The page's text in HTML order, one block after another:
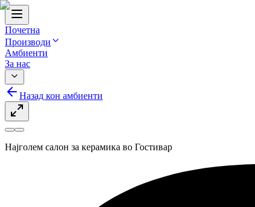
Почетна
Производи
Амбиенти
За нас
Назад кон амбиенти
Најголем салон за керамика во Гостивар